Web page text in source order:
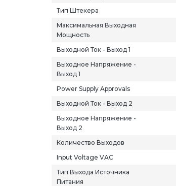
Тип Штекера
Максимальная Выходная
Мощность
Выходной Ток - Выход 1
Выходное Напряжение -
Выход 1
Power Supply Approvals
Выходной Ток - Выход 2
Выходное Напряжение -
Выход 2
Количество Выходов
Input Voltage VAC
Тип Выхода Источника
Питания